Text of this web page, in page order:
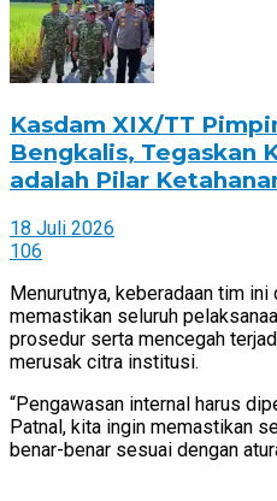
Kasdam XIX/TT
Bengkalis, Tegaskan
adalah Pilar
18 Juli 2026
106
Menurutnya, keberadaan tim ini
memastikan seluruh
prosedur serta mencegah
merusak citra institusi.
“Pengawasan internal harus
Patnal, kita ingin memastikan
benar-benar sesuai dengan